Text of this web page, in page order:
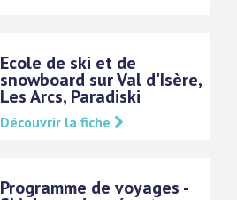
Ecole de ski et de
snowboard sur Val d'Isère,
Les Arcs, Paradiski
Découvrir la fiche
Programme de voyages -